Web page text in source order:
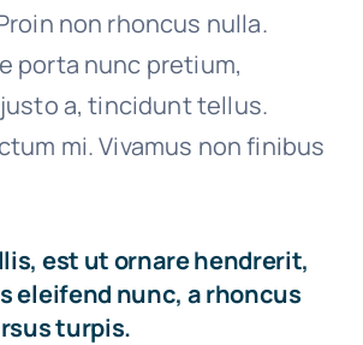
non rhoncus nulla.
porta nunc pretium,
a, tincidunt tellus.
mi. Vivamus non finibus
est ut ornare hendrerit,
eleifend nunc, a rhoncus
turpis.